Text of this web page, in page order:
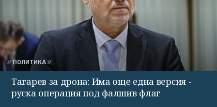
ПОЛИТИКА
Тагарев за дрона: Има още една версия -
руска операция под фалшив флаг